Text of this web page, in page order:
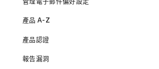
產品 A-Z
產品認證
報告漏洞